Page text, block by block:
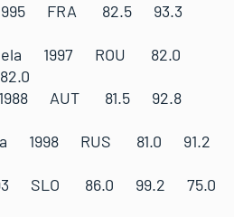
1995 FRA 82.5 93.3
1997 ROU 82.0
1988 AUT 81.5 92.8
1998 RUS 81.0 91.2
SLO 86.0 99.2 75.0